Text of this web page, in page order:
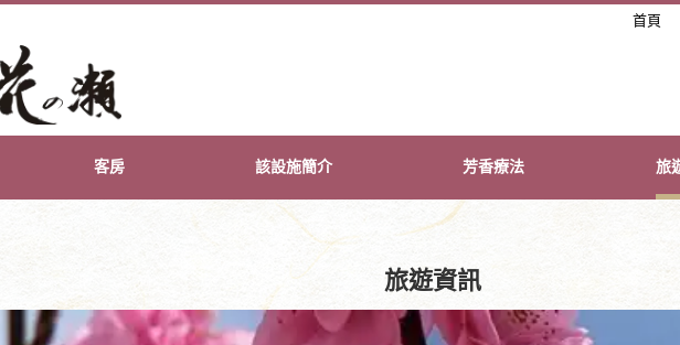
首頁
客房 該設施簡介 芳香療法 旅
旅遊資訊